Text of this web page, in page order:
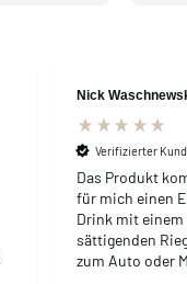
Nick
Verifizierter
Das Produkt
für mich einen
Drink mit einem
sättigenden
zum Auto oder